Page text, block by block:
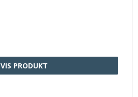
VIS PRODUKT